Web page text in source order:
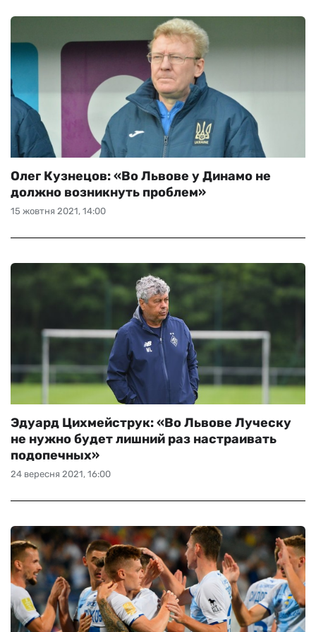
15 жовтня 2021, 14:00
Олег Кузнецов: «Во Львове у Динамо не
должно возникнуть проблем»
24 вересня 2021, 16:00
Эдуард Цихмейструк: «Во Львове Луческу
не нужно будет лишний раз настраивать
подопечных»